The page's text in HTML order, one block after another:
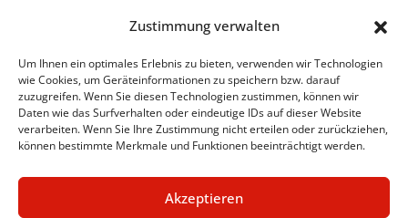
Zustimmung verwalten
Um Ihnen ein optimales Erlebnis zu bieten, verwenden wir Technologien
wie Cookies, um Geräteinformationen zu speichern bzw. darauf
zuzugreifen. Wenn Sie diesen Technologien zustimmen, können wir
Daten wie das Surfverhalten oder eindeutige IDs auf dieser Website
verarbeiten. Wenn Sie Ihre Zustimmung nicht erteilen oder zurückziehen,
können bestimmte Merkmale und Funktionen beeinträchtigt werden.
Akzeptieren
Tel.: 043 288 38 88
Kontakt Zürich
Bewerbung Zürich